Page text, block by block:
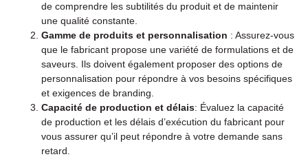
de comprendre les subtilités du produit et de maintenir
une qualité constante.
Gamme de produits et personnalisation : Assurez-vous
que le fabricant propose une variété de formulations et de
saveurs. Ils doivent également proposer des options de
personnalisation pour répondre à vos besoins spécifiques
et exigences de branding.
Capacité de production et délais: Évaluez la capacité
de production et les délais d’exécution du fabricant pour
vous assurer qu’il peut répondre à votre demande sans
retard.